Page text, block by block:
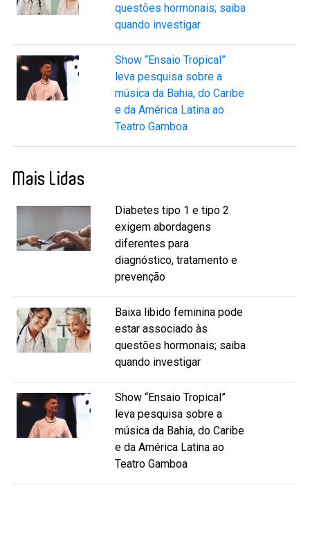
questões hormonais; saiba
quando investigar
Show “Ensaio Tropical”
leva pesquisa sobre a
música da Bahia, do Caribe
e da América Latina ao
Teatro Gamboa
Mais Lidas
Diabetes tipo 1 e tipo 2
exigem abordagens
diferentes para
diagnóstico, tratamento e
prevenção
Baixa libido feminina pode
estar associado às
questões hormonais; saiba
quando investigar
Show “Ensaio Tropical”
leva pesquisa sobre a
música da Bahia, do Caribe
e da América Latina ao
Teatro Gamboa